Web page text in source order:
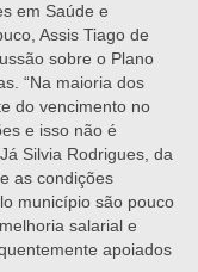
em Saúde e
Assis Tiago de
sobre o Plano
“Na maioria dos
do vencimento no
e isso não é
Silvia Rodrigues, da
as condições
município são pouco
salarial e
apoiados